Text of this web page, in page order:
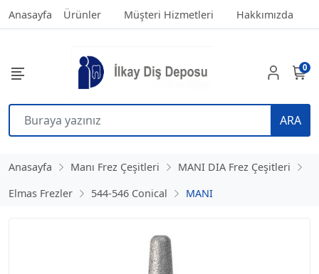
Anasayfa Ürünler Müşteri Hizmetleri Hakkımızda
ARA
0
Anasayfa Manı Frez Çeşitleri
MANI DIA Frez Çeşitleri
Elmas Frezler
544-546 Conical MANI